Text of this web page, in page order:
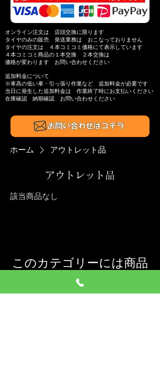
オンライン注文は 店頭交換に限ります
タイヤのみの販売 発送業務は おこなっておりません
タイヤの注文は ４本コミコミ価格にて表示しています
４本コミコミ商品の１本交換 ２本交換は
価格が変わります お問い合わせください
追加料金について
※​車高の低い車・引っ張り作業​など 追加料金が必要です
当日に発生した追加料金は 作業終了時にお支払いください
在庫確認 納期確認 お問い合わせください​
ホーム アウトレット品
アウトレット品
該当商品なし
このカテゴリーには商品
はありません…